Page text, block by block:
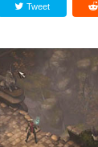
Tweet